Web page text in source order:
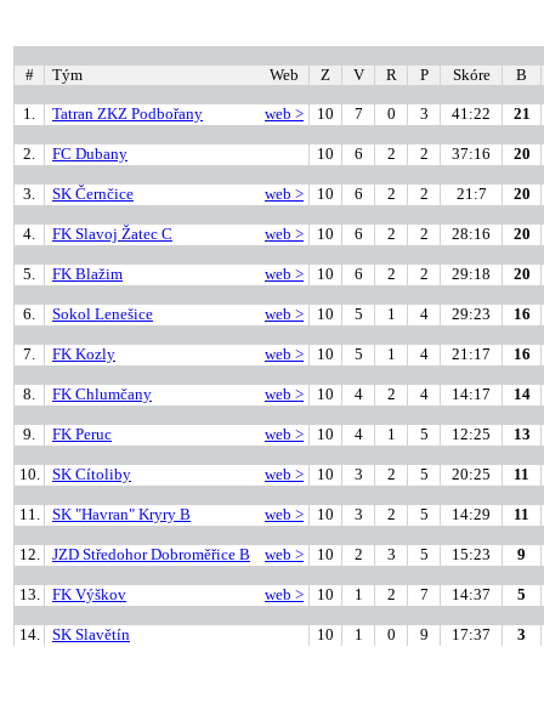
# Tým Web Z V R P Skóre B
1. Tatran ZKZ Podbořany web > 10 7 0 3 41:22 21
2. FC Dubany 10 6 2 2 37:16 20
3. SK Černčice web > 10 6 2 2 21:7 20
4. FK Slavoj Žatec C web > 10 6 2 2 28:16 20
5. FK Blažim web > 10 6 2 2 29:18 20
6. Sokol Lenešice web > 10 5 1 4 29:23 16
7. FK Kozly web > 10 5 1 4 21:17 16
8. FK Chlumčany web > 10 4 2 4 14:17 14
9. FK Peruc web > 10 4 1 5 12:25 13
10. SK Cítoliby web > 10 3 2 5 20:25 11
11. SK "Havran" Kryry B web > 10 3 2 5 14:29 11
12. JZD Středohor Dobroměřice B web > 10 2 3 5 15:23 9
13. FK Výškov web > 10 1 2 7 14:37 5
14. SK Slavětín 10 1 0 9 17:37 3